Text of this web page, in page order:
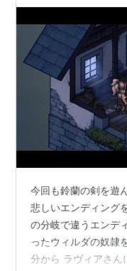
今回も鈴蘭の剣を遊
悲しいエンディング
の分岐で違うエンデ
ったウィルダの奴隷
分から ラヴィアさん